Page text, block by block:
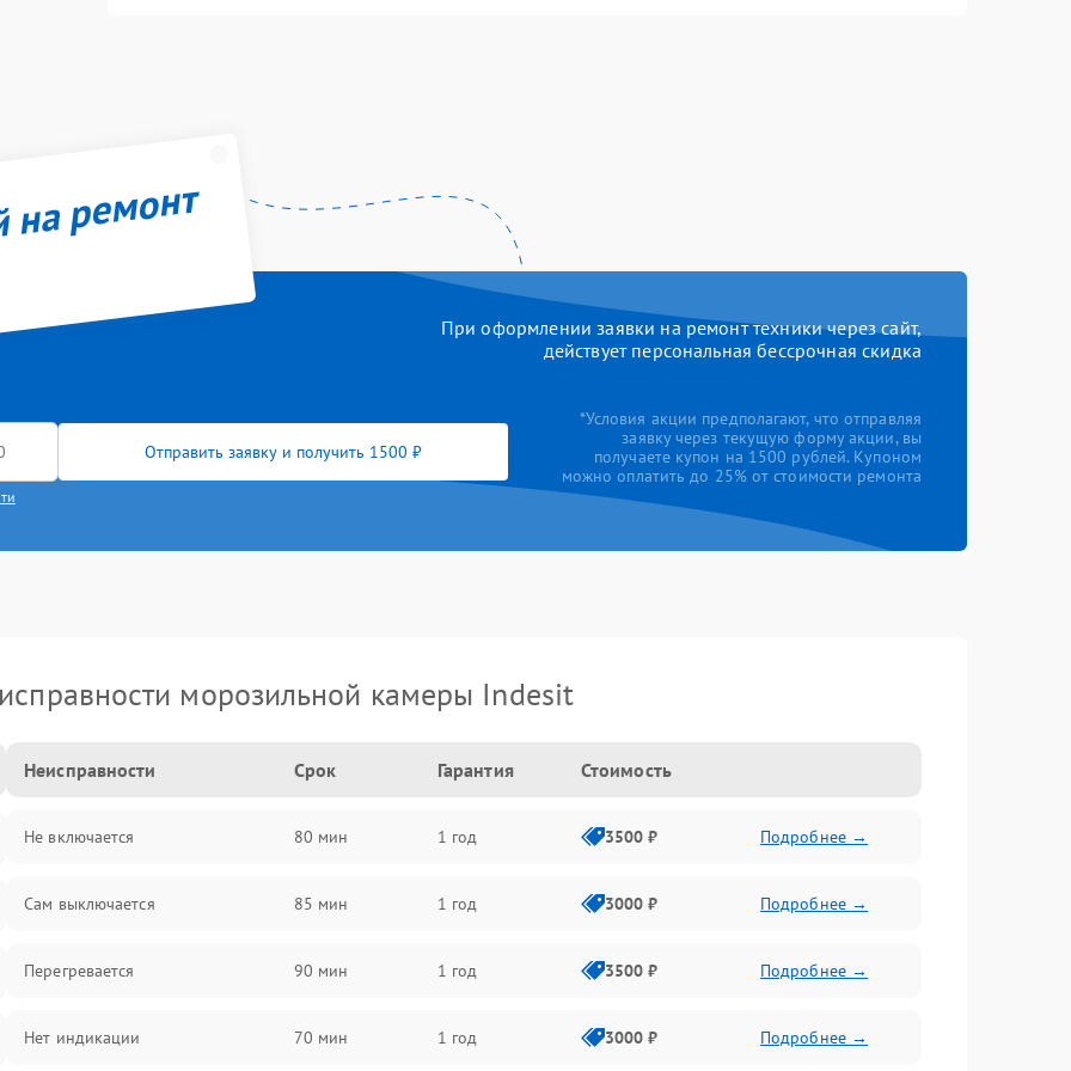
ремонт
При оформлении заявки на ремонт техники через сайт,
действует персональная бессрочная скидка
Отправить заявку и получить 1500 ₽
*Условия акции предполагают, что отправляя
заявку через текущую форму акции, вы
получаете купон на 1500 рублей. Купоном
можно оплатить до 25% от стоимости ремонта
морозильной камеры Indesit
Неисправности Срок Гарантия Стоимость
Не включается 80 мин 1 год 3500 ₽ Подробнее →
Сам выключается 85 мин 1 год 3000 ₽ Подробнее →
Перегревается 90 мин 1 год 3500 ₽ Подробнее →
Нет индикации 70 мин 1 год 3000 ₽ Подробнее →